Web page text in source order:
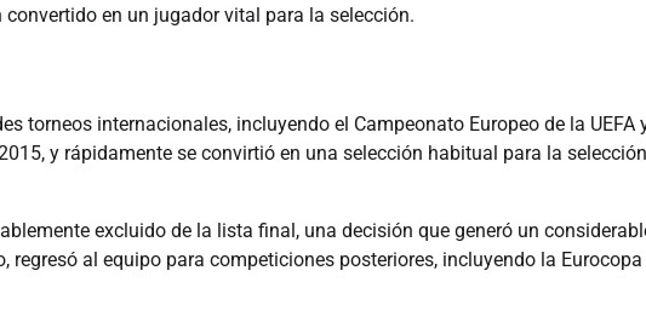
en un jugador vital para la selección.
torneos internacionales, incluyendo el Campeonato Europeo de la UEFA
y rápidamente se convirtió en una selección habitual para la selección
excluido de la lista final, una decisión que generó un
al equipo para competiciones posteriores, incluyendo la Eurocopa